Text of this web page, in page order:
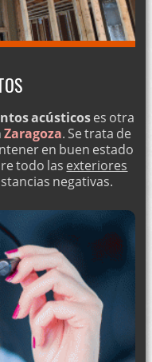
acústicoses otra
Zaragoza. Se trata de
en buen estado
todo las exteriores
negativas.